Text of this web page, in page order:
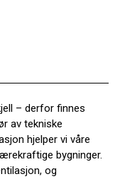
– derfor finnes
av tekniske
hjelper vi våre
bygninger.
og